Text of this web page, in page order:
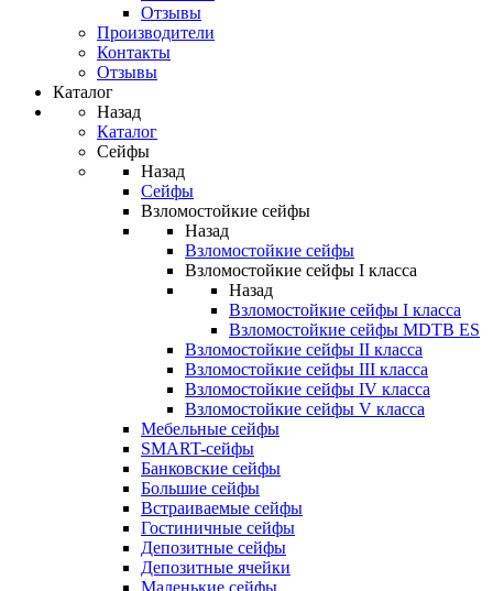
Отзывы
Производители
Контакты
Отзывы
Каталог
Назад
Каталог
Сейфы
Назад
Сейфы
Взломостойкие сейфы
Назад
Взломостойкие сейфы
Взломостойкие сейфы I класса
Назад
Взломостойкие сейфы I класса
Взломостойкие сейфы MDTB ES
Взломостойкие сейфы II класса
Взломостойкие сейфы III класса
Взломостойкие сейфы IV класса
Взломостойкие сейфы V класса
Мебельные сейфы
SMART-сейфы
Банковские сейфы
Большие сейфы
Встраиваемые сейфы
Гостиничные сейфы
Депозитные сейфы
Депозитные ячейки
Маленькие сейфы